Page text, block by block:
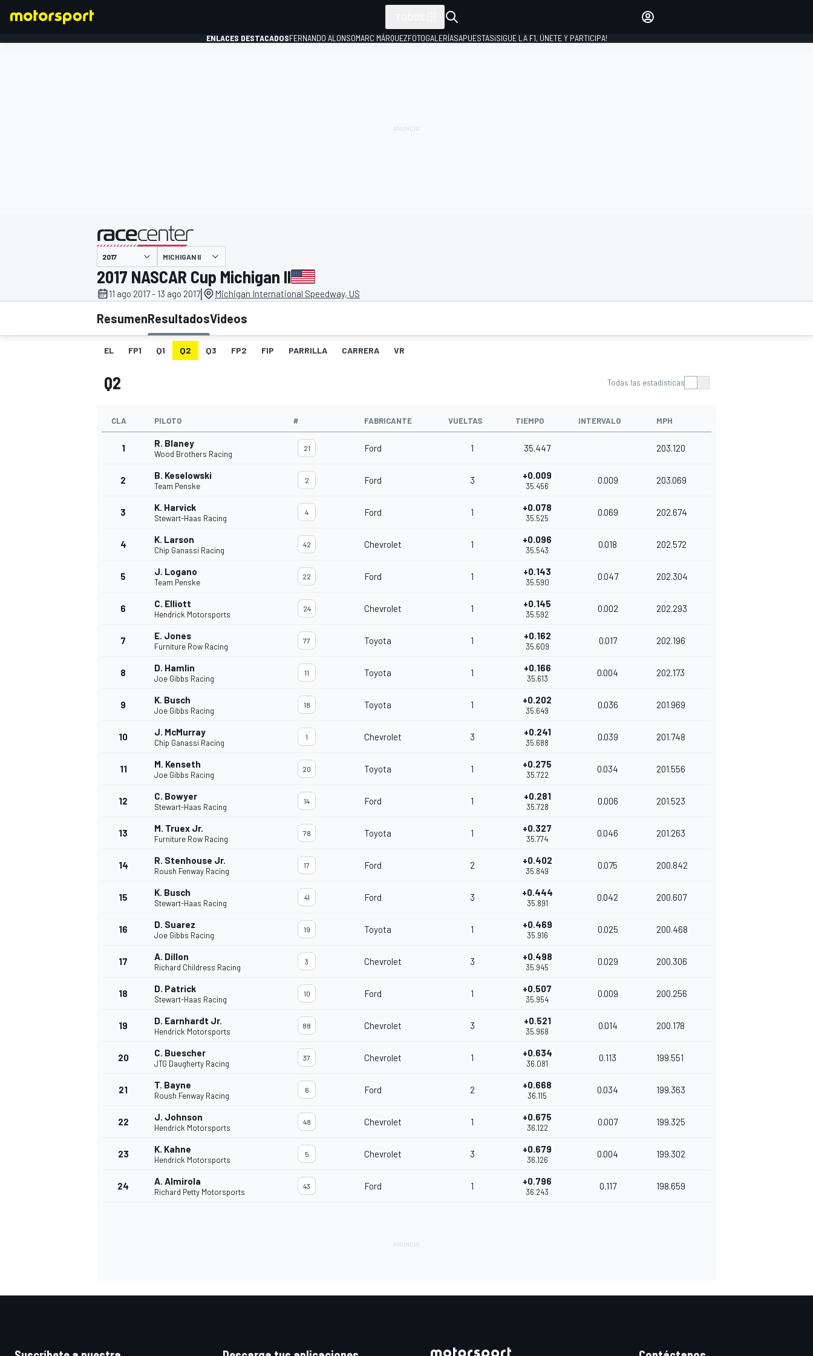
INDYCAR WRC
ENLACES DESTACADOSFERNANDO ALONSOMARC MÁRQUEZFOTOGALERÍASAPUESTAS¡SIGUE LA F1, ÚNETE Y PARTICIPA!
presentado por
MICHIGAN II
2017 NASCAR Cup Michigan II
11 ago 2017 - 13 ago 2017| Michigan International Speedway, US
ResumenResultadosVideos
EL FP1 Q1 Q2 Q3 FP2 FIP PARRILLA CARRERA VR
Q2 Todas las estadísticas
CLA PILOTO # FABRICANTE VUELTAS TIEMPO INTERVALO MPH
1 R. Blaney
Wood Brothers Racing
21 Ford 1 35.447 203.120
2 B. Keselowski
Team Penske
2 Ford 3 +0.009
35.456
0.009 203.069
3 K. Harvick
Stewart-Haas Racing
4 Ford 1 +0.078
35.525
0.069 202.674
4 K. Larson
Chip Ganassi Racing
42 Chevrolet 1 +0.096
35.543
0.018 202.572
5 J. Logano
Team Penske
22 Ford 1 +0.143
35.590
0.047 202.304
6 C. Elliott
Hendrick Motorsports
24 Chevrolet 1 +0.145
35.592
0.002 202.293
7 E. Jones
Furniture Row Racing
77 Toyota 1 +0.162
35.609
0.017 202.196
8 D. Hamlin
Joe Gibbs Racing
11 Toyota 1 +0.166
35.613
0.004 202.173
9 K. Busch
Joe Gibbs Racing
18 Toyota 1 +0.202
35.649
0.036 201.969
10 J. McMurray
Chip Ganassi Racing
1 Chevrolet 3 +0.241
35.688
0.039 201.748
11 M. Kenseth
Joe Gibbs Racing
20 Toyota 1 +0.275
35.722
0.034 201.556
12 C. Bowyer
Stewart-Haas Racing
14 Ford 1 +0.281
35.728
0.006 201.523
13 M. Truex Jr.
Furniture Row Racing
78 Toyota 1 +0.327
35.774
0.046 201.263
14 R. Stenhouse Jr.
Roush Fenway Racing
17 Ford 2 +0.402
35.849
0.075 200.842
15 K. Busch
Stewart-Haas Racing
41 Ford 3 +0.444
35.891
0.042 200.607
16 D. Suarez
Joe Gibbs Racing
19 Toyota 1 +0.469
35.916
0.025 200.468
17 A. Dillon
Richard Childress Racing
3 Chevrolet 3 +0.498
35.945
0.029 200.306
18 D. Patrick
Stewart-Haas Racing
10 Ford 1 +0.507
35.954
0.009 200.256
19 D. Earnhardt Jr.
Hendrick Motorsports
88 Chevrolet 3 +0.521
35.968
0.014 200.178
20 C. Buescher
JTG Daugherty Racing
37 Chevrolet 1 +0.634
36.081
0.113 199.551
21 T. Bayne
Roush Fenway Racing
6 Ford 2 +0.668
36.115
0.034 199.363
22 J. Johnson
Hendrick Motorsports
48 Chevrolet 1 +0.675
36.122
0.007 199.325
23 K. Kahne
Hendrick Motorsports
5 Chevrolet 3 +0.679
36.126
0.004 199.302
24 A. Almirola
Richard Petty Motorsports
43 Ford 1 +0.796
36.243
0.117 198.659